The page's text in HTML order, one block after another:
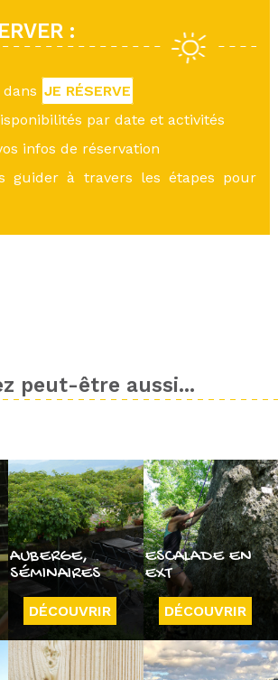
:
dans JE RÉSERVE
par date et activités
infos de réservation
guider à travers les étapes pour
peut-être aussi...
AUBERGE,
SÉMINAIRES
DÉCOUVRIR
ESCALADE EN
EXT
DÉCOUVRIR